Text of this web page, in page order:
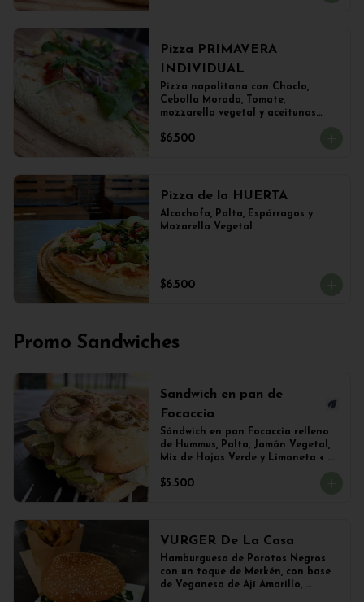
Pizza PRIMAVERA
INDIVIDUAL
Pizza napolitana con Choclo,
Cebolla Morada, Tomate,
mozzarella vegetal y aceitunas
$6.500
Pizza de la HUERTA
Alcachofa, Palta, Espárragos y
Mozarella Vegetal
$6.500
Promo Sandwiches
Sandwich en pan de
Focaccia
Sándwich en pan Focaccia relleno
de Hummus, Palta, Jamón Vegetal,
Mix de Hojas Verde y Limoneta +
$5.500
VURGER De La Casa
Hamburguesa de Porotos Negros
con un toque de Merkén, con base
de Veganesa de Ají Amarillo,